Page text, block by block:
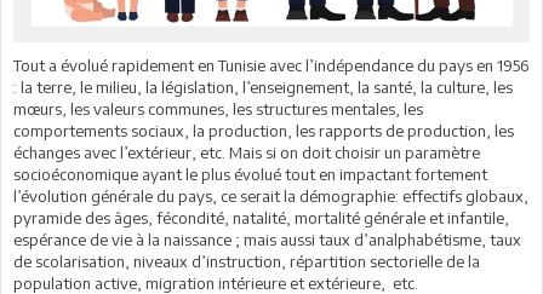
Tout a évolué rapidement en Tunisie avec l’indépendance du pays en 1956
: la terre, le milieu, la législation, l’enseignement, la santé, la culture, les
mœurs, les valeurs communes, les structures mentales, les
comportements sociaux, la production, les rapports de production, les
échanges avec l’extérieur, etc. Mais si on doit choisir un paramètre
socioéconomique ayant le plus évolué tout en impactant fortement
l’évolution générale du pays, ce serait la démographie: effectifs globaux,
pyramide des âges, fécondité, natalité, mortalité générale et infantile,
espérance de vie à la naissance ; mais aussi taux d’analphabétisme, taux
de scolarisation, niveaux d’instruction, répartition sectorielle de la
population active, migration intérieure et extérieure, etc.